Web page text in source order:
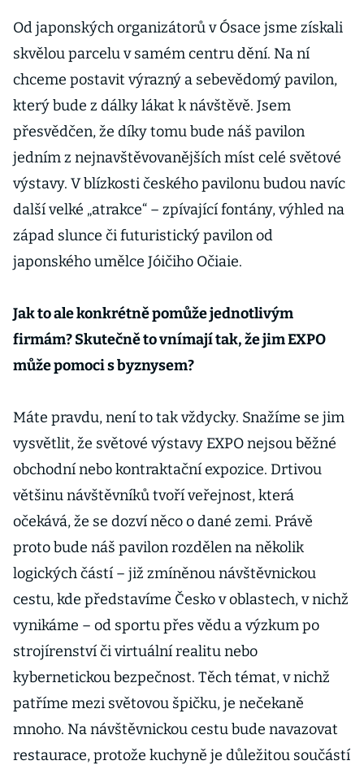
Od japonských organizátorů v Ósace jsme získali
skvělou parcelu v samém centru dění. Na ní
chceme postavit výrazný a sebevědomý pavilon,
který bude z dálky lákat k návštěvě. Jsem
přesvědčen, že díky tomu bude náš pavilon
jedním z nejnavštěvovanějších míst celé světové
výstavy. V blízkosti českého pavilonu budou navíc
další velké „atrakce“ – zpívající fontány, výhled na
západ slunce či futuristický pavilon od
japonského umělce Jóičiho Očiaie.
Jak to ale konkrétně pomůže jednotlivým
firmám? Skutečně to vnímají tak, že jim EXPO
může pomoci s byznysem?
Máte pravdu, není to tak vždycky. Snažíme se jim
vysvětlit, že světové výstavy EXPO nejsou běžné
obchodní nebo kontraktační expozice. Drtivou
většinu návštěvníků tvoří veřejnost, která
očekává, že se dozví něco o dané zemi. Právě
proto bude náš pavilon rozdělen na několik
logických částí – již zmíněnou návštěvnickou
cestu, kde představíme Česko v oblastech, v nichž
vynikáme – od sportu přes vědu a výzkum po
strojírenství či virtuální realitu nebo
kybernetickou bezpečnost. Těch témat, v nichž
patříme mezi světovou špičku, je nečekaně
mnoho. Na návštěvnickou cestu bude navazovat
restaurace, protože kuchyně je důležitou součástí